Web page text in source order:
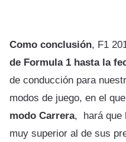
Como conclusión, F1
de Formula 1 hasta la
de conducción para
modos de juego, en el
modo Carrera, hará que
muy superior al de sus